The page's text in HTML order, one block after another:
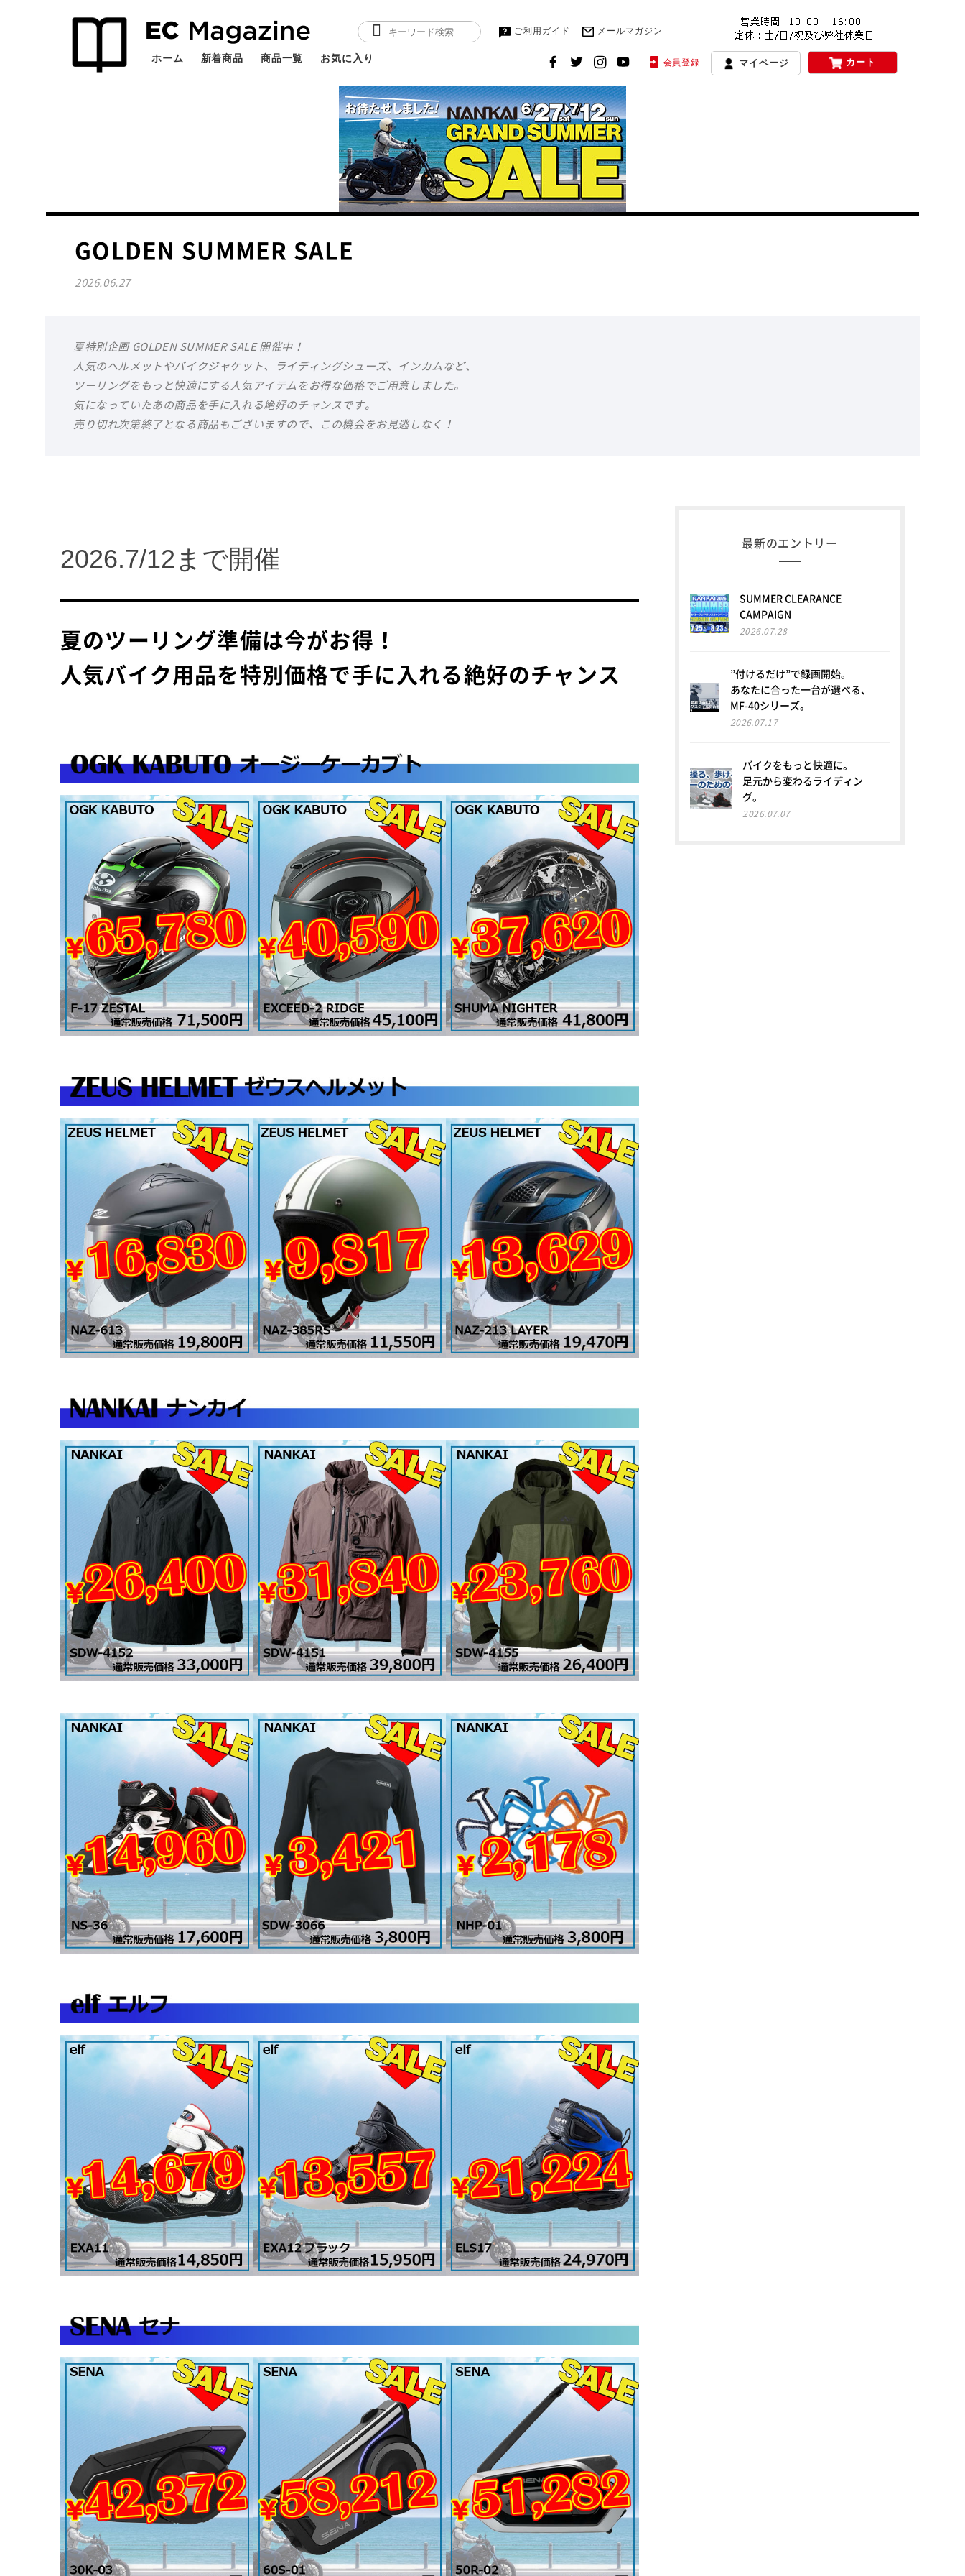
ご利用ガイド メールマガジン
ホーム 新着商品 商品一覧 お気に入り 会員登録 マイページ カート
GOLDEN SUMMER SALE
2026.06.27
夏特別企画 GOLDEN SUMMER SALE 開催中！
人気のヘルメットやバイクジャケット、ライディングシューズ、インカムなど、
ツーリングをもっと快適にする人気アイテムをお得な価格でご用意しました。
気になっていたあの商品を手に入れる絶好のチャンスです。
売り切れ次第終了となる商品もございますので、この機会をお見逃しなく！
2026.7/12まで開催
夏のツーリング準備は今がお得！
人気バイク用品を特別価格で手に入れる絶好のチャンス
最新のエントリー
SUMMER CLEARANCE
CAMPAIGN
2026.07.28
”付けるだけ”で録画開始。
あなたに合った一台が選べる、
MF-40シリーズ。
2026.07.17
バイクをもっと快適に。
足元から変わるライディン
グ。
2026.07.07